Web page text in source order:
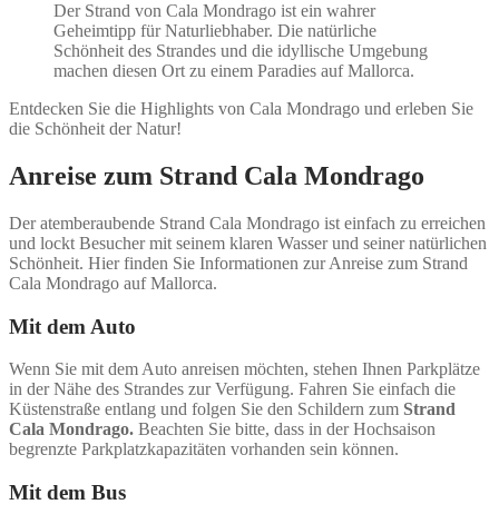
Der Strand von Cala Mondrago ist ein wahrer
Geheimtipp für Naturliebhaber. Die natürliche
Schönheit des Strandes und die idyllische Umgebung
machen diesen Ort zu einem Paradies auf Mallorca.
Entdecken Sie die Highlights von Cala Mondrago und erleben Sie
die Schönheit der Natur!
Anreise zum Strand Cala Mondrago
Der atemberaubende Strand Cala Mondrago ist einfach zu erreichen
und lockt Besucher mit seinem klaren Wasser und seiner natürlichen
Schönheit. Hier finden Sie Informationen zur Anreise zum Strand
Cala Mondrago auf Mallorca.
Mit dem Auto
Wenn Sie mit dem Auto anreisen möchten, stehen Ihnen Parkplätze
in der Nähe des Strandes zur Verfügung. Fahren Sie einfach die
Küstenstraße entlang und folgen Sie den Schildern zum Strand
Cala Mondrago. Beachten Sie bitte, dass in der Hochsaison
begrenzte Parkplatzkapazitäten vorhanden sein können.
Mit dem Bus